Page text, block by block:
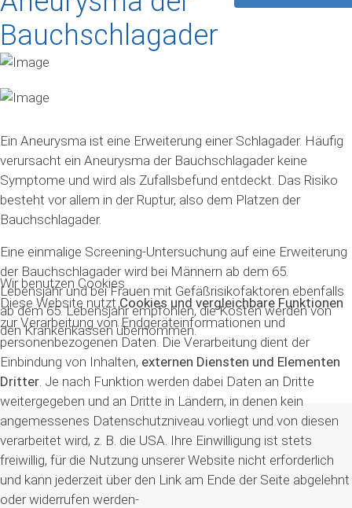
Bauchschlagader
Ein Aneurysma ist eine Erweiterung einer Schlagader. Häufig
verursacht ein Aneurysma der Bauchschlagader keine
Symptome und wird als Zufallsbefund entdeckt. Das Risiko
besteht vor allem in der Ruptur, also dem Platzen der
Bauchschlagader.
Eine einmalige Screening-Untersuchung auf eine Erweiterung
der Bauchschlagader wird bei Männern ab dem 65.
Lebensjahr und bei Frauen mit Gefäßrisikofaktoren ebenfalls
ab dem 65. Lebensjahr empfohlen, die Kosten werden von
den Krankenkassen übernommen.
Wir benutzen Cookies
Diese Website nutztCookies und vergleichbare Funktionen
zur Verarbeitung von Endgeräteinformationen und
personenbezogenen Daten. Die Verarbeitung dient der
Einbindung von Inhalten, externen Diensten und Elementen
Dritter. Je nach Funktion werden dabei Daten an Dritte
weitergegeben und an Dritte in Ländern, in denen kein
angemessenes Datenschutzniveau vorliegt und von diesen
verarbeitet wird, z. B. die USA. Ihre Einwilligung ist stets
freiwillig, für die Nutzung unserer Website nicht erforderlich
und kann jederzeit über den Link am Ende der Seite abgelehnt
oder widerrufen werden-